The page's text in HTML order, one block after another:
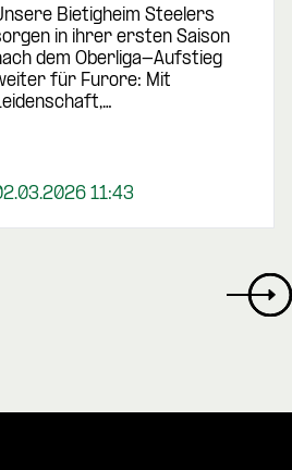
Bietigheim Steelers
in ihrer ersten Saison
dem Oberliga-Aufstieg
für Furore: Mit
11:43